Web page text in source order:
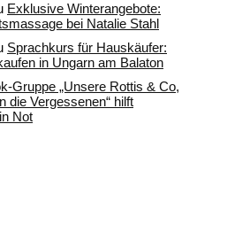
Exklusive Winterangebote:
bei Natalie Stahl
Sprachkurs für Hauskäufer:
in Ungarn am Balaton
Gruppe „Unsere Rottis & Co,
die Vergessenen“ hilft
Not